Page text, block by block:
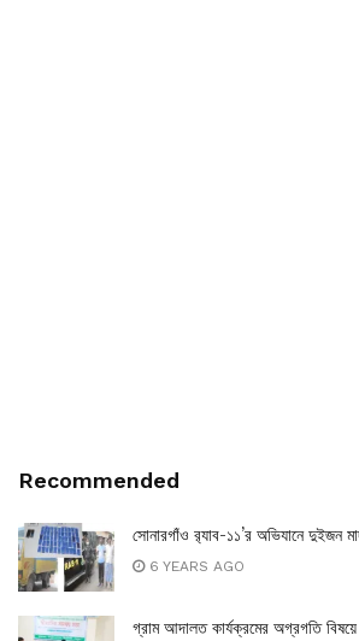
Recommended
সোনারগাঁও র‌্যাব-১১’র অভিযানে দুইজন
6 YEARS AGO
গ্রাম আদালত কার্যক্রমের অগ্রগতি